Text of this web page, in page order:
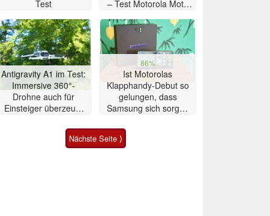
Test
– Test Motorola Moto
Antigravity A1 im Test:
Immersive 360°-
Drohne auch für
Einsteiger überzeugt
86%
Ist Motorolas
Klapphandy-Debut so
gelungen, dass
Samsung sich sorgen
Smartphone im Test
Nächste Seite ⟩